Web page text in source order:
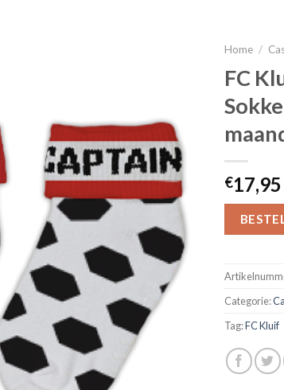
Home /
FC
€17,95
Categorie:
Tag:FC Kluif